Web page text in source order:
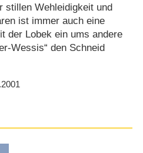
stillen Wehleidigkeit und
ist immer auch eine
der Lobek ein ums andere
Wessis“ den Schneid